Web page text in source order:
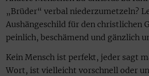
„Brüder“ verbal niederzumetzeln?
Aushängeschild für den christlichen
peinlich, beschämend und gänzlich
Kein Mensch ist perfekt, jeder sagt
Wort, ist vielleicht vorschnell oder